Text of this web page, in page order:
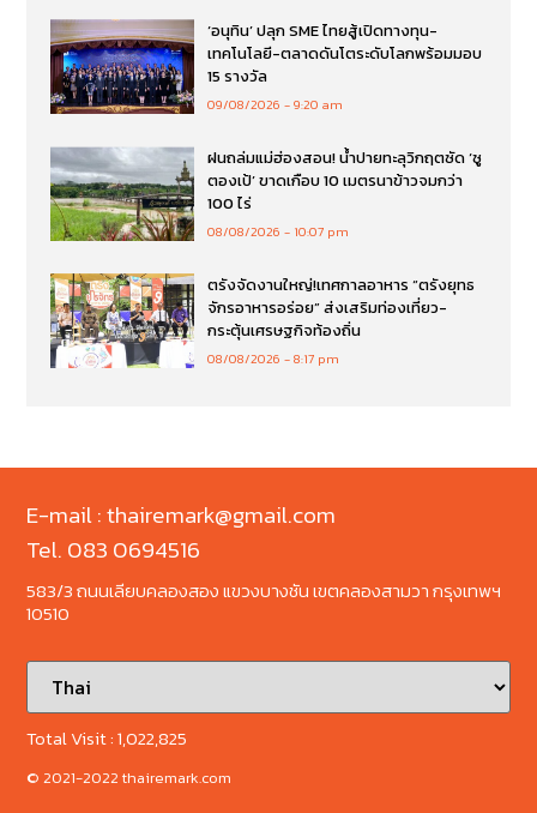
‘อนุทิน’ ปลุก SME ไทยสู้เปิดทางทุน-
เทคโนโลยี-ตลาดดันโตระดับโลกพร้อมมอบ
15 รางวัล
09/08/2026 9:20 am
ฝนถล่มแม่ฮ่องสอน! น้ำปายทะลุวิกฤตซัด ‘ซู
ตองเป้’ ขาดเกือบ 10 เมตรนาข้าวจมกว่า
100 ไร่
08/08/2026 10:07 pm
ตรังจัดงานใหญ่!เทศกาลอาหาร “ตรังยุทธ
จักรอาหารอร่อย” ส่งเสริมท่องเที่ยว-
กระตุ้นเศรษฐกิจท้องถิ่น
08/08/2026 8:17 pm
E-mail : thairemark@gmail.com
Tel. 083 0694516
583/3 ถนนเลียบคลองสอง แขวงบางชัน เขตคลองสามวา กรุงเทพฯ
10510
Total Visit :1,022,825
© 2021-2022 thairemark.com